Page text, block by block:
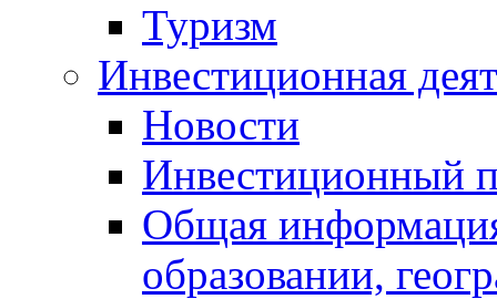
Туризм
Инвестиционная
Новости
Инвестиционный
Общая
образовании,